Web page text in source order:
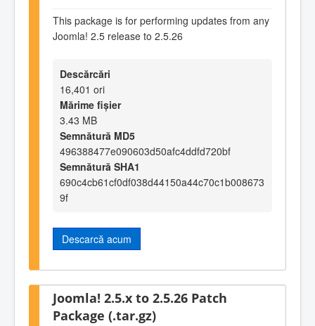
This package is for performing updates from any
Joomla! 2.5 release to 2.5.26
Descărcări
16,401 ori
Mărime fișier
3.43 MB
Semnătură MD5
496388477e090603d50afc4ddfd720bf
Semnătură SHA1
690c4cb61cf0df038d44150a44c70c1b008673
9f
Descarcă acum
Joomla! 2.5.x to 2.5.26 Patch
Package (.tar.gz)